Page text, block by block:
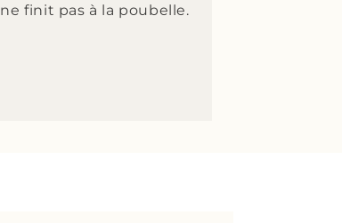
ne finit pas à la poubelle.